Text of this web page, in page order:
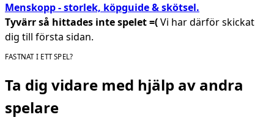
Menskopp - storlek, köpguide & skötsel.
Tyvärr så hittades inte spelet =(Vi har därför skickat
dig till första sidan.
FASTNAT I ETT SPEL?
Ta dig vidare med hjälp av andra
spelare